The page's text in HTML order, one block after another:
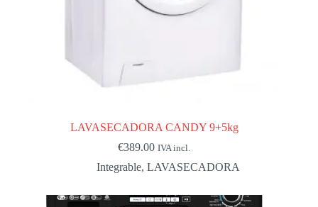
LAVASECADORA CANDY 9+5kg
€389.00 IVA incl.
Integrable,LAVASECADORA